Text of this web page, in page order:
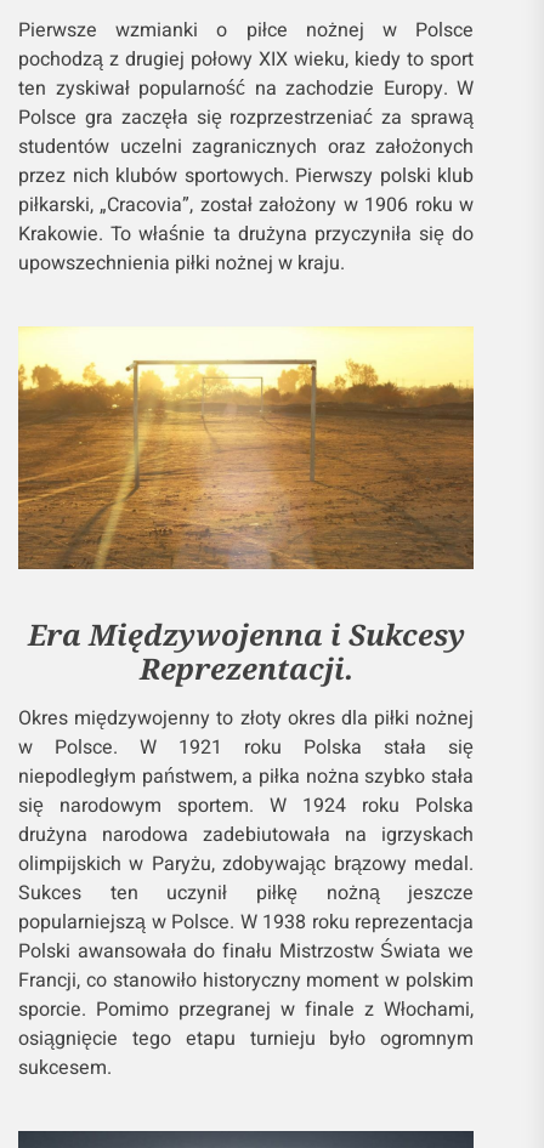
Pierwsze wzmianki o piłce nożnej w Polsce
pochodzą z drugiej połowy XIX wieku, kiedy to sport
ten zyskiwał popularność na zachodzie Europy. W
Polsce gra zaczęła się rozprzestrzeniać za sprawą
studentów uczelni zagranicznych oraz założonych
przez nich klubów sportowych. Pierwszy polski klub
piłkarski, „Cracovia”, został założony w 1906 roku w
Krakowie. To właśnie ta drużyna przyczyniła się do
upowszechnienia piłki nożnej w kraju.
Era Międzywojenna i Sukcesy
Reprezentacji.
Okres międzywojenny to złoty okres dla piłki nożnej
w Polsce. W 1921 roku Polska stała się
niepodległym państwem, a piłka nożna szybko stała
się narodowym sportem. W 1924 roku Polska
drużyna narodowa zadebiutowała na igrzyskach
olimpijskich w Paryżu, zdobywając brązowy medal.
Sukces ten uczynił piłkę nożną jeszcze
popularniejszą w Polsce. W 1938 roku reprezentacja
Polski awansowała do finału Mistrzostw Świata we
Francji, co stanowiło historyczny moment w polskim
sporcie. Pomimo przegranej w finale z Włochami,
osiągnięcie tego etapu turnieju było ogromnym
sukcesem.